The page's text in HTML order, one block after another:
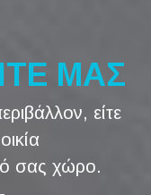
ΜΑΣ
είτε
σας χώρο.